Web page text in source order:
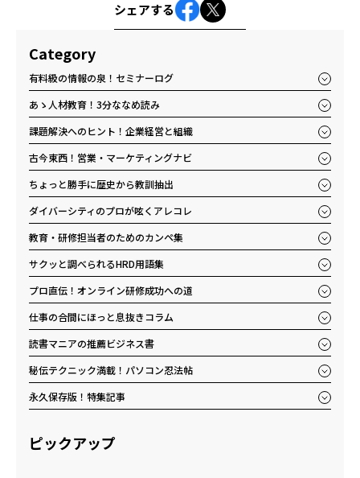
Category
有料級の情報の泉！セミナーログ
あゝ人材教育！3分ななめ読み
課題解決へのヒント！企業経営と組織
古今東西！営業・マーケティングナビ
ちょっと勝手に歴史から教訓抽出
ダイバーシティのプロが呟くアレコレ
教育・研修担当者のためのカンペ集
サクッと調べられるHRD用語集
プロ直伝！オンライン研修成功への道
仕事の合間にほっと息抜きコラム
読書マニアの推薦ビジネス書
秘伝テクニック満載！パソコン忍法帖
永久保存版！特集記事
ピックアップ
シェアする